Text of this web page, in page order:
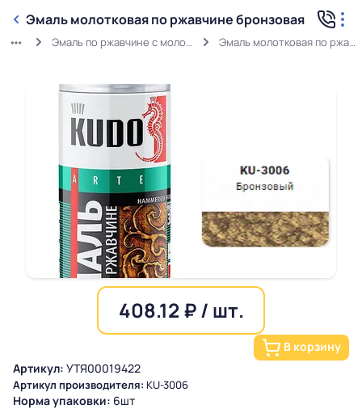
Эмаль молотковая по ржавчине бронзовая
Эмаль по ржавчине с молотковым эффектом Эмаль молотковая по ржавчине бронзовая
408.12 ₽ / шт.
В корзину
Артикул: УТЯ00019422
Артикул производителя: KU-3006
Норма упаковки: 6шт